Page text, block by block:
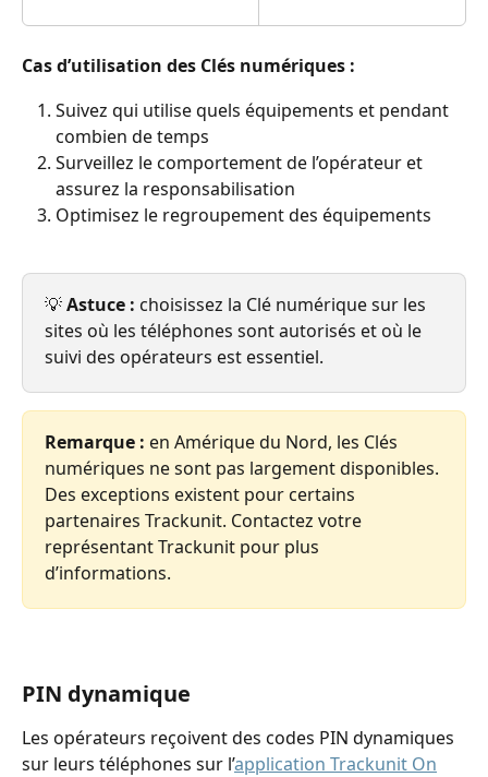
Cas d’utilisation des Clés numériques :
Suivez qui utilise quels équipements et pendant
combien de temps
Surveillez le comportement de l’opérateur et
assurez la responsabilisation
Optimisez le regroupement des équipements
💡 Astuce : choisissez la Clé numérique sur les
sites où les téléphones sont autorisés et où le
suivi des opérateurs est essentiel.
Remarque : en Amérique du Nord, les Clés
numériques ne sont pas largement disponibles.
Des exceptions existent pour certains
partenaires Trackunit. Contactez votre
représentant Trackunit pour plus
d’informations.
PIN dynamique
Les opérateurs reçoivent des codes PIN dynamiques
sur leurs téléphones sur l’application Trackunit On